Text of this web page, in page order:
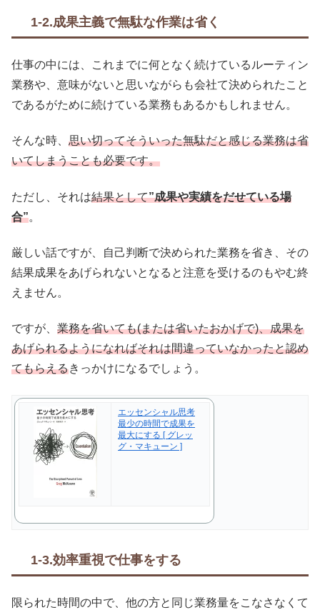
1-2.成果主義で無駄な作業は省く
仕事の中には、これまでに何となく続けているルーティン
業務や、意味がないと思いながらも会社て決められたこと
であるがために続けている業務もあるかもしれません。
そんな時、 思い切ってそういった無駄だと感じる業務は省
いてしまうことも必要です。
ただし、それは結果として”成果や実績をだせている場
合”。
厳しい話ですが、自己判断で決められた業務を省き、その
結果成果をあげられないとなると注意を受けるのもやむ終
えません。
ですが、 業務を省いても(または省いたおかげで)、成果を
あげられるようになればそれは間違っていなかったと認め
てもらえるきっかけになるでしょう。
エッセンシャル思考
最少の時間で成果を
最大にする [ グレッ
グ・マキューン ]
1-3.効率重視で仕事をする
限られた時間の中で、他の方と同じ業務量をこなさなくて